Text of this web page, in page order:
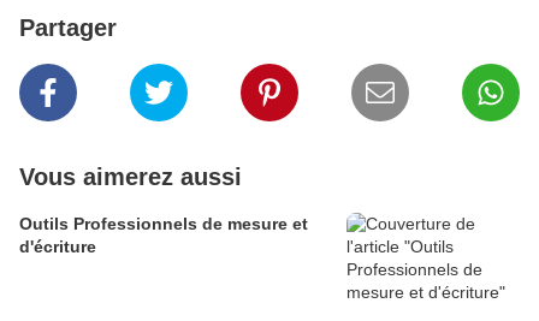
Partager
Vous aimerez aussi
Outils Professionnels de mesure et
d'écriture